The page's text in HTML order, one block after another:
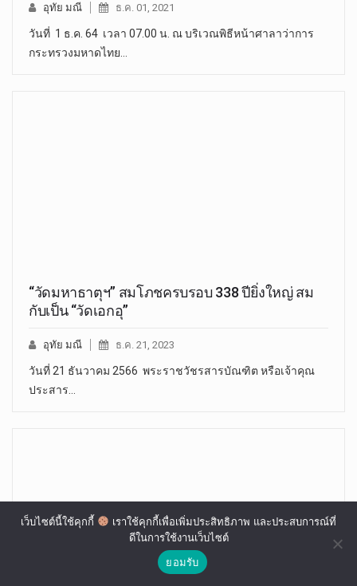
อุทัย มณี ธ.ค. 01, 2021
วันที่ 1 ธ.ค. 64 เวลา 07.00 น. ณ บริเวณพิธีหน้าศาลาว่าการ
กระทรวงมหาดไทย…
“วัดมหาธาตุฯ” สมโภชครบรอบ 338 ปียิ่งใหญ่ สม
กับเป็น “วัดเอกอุ”
อุทัย มณี ธ.ค. 21, 2023
วันที่ 21 ธันวาคม 2566 พระราชวัชรสารบัณฑิต หรือเจ้าคุณ
ประสาร…
เว็บไซต์นี้ใช้คุกกี้
เราใช้คุกกี้เพื่อเพิ่มประสิทธิภาพ และประสบการณ์ที่
ดีในการใช้งานเว็บไซต์
ยอมรับ